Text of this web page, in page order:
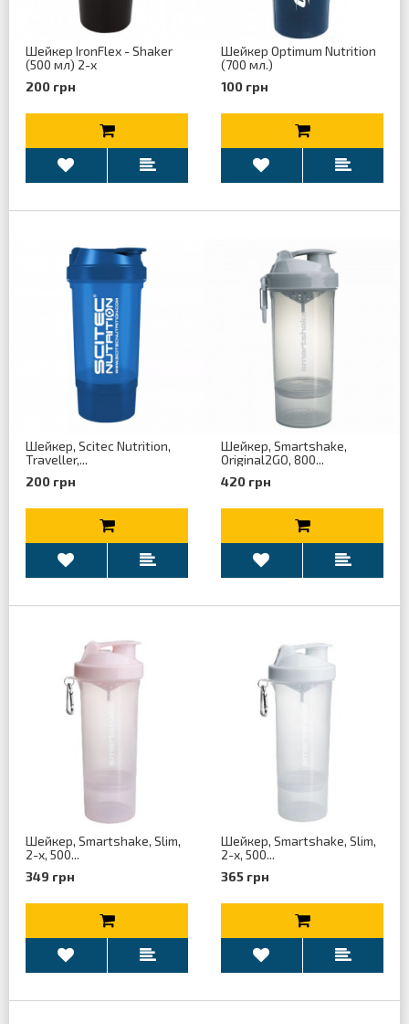
Шейкер IronFlex - Shaker
(500 мл) 2-x
200 грн
Шейкер Optimum Nutrition
(700 мл.)
100 грн
Шейкер, Scitec Nutrition,
Traveller,...
200 грн
Шейкер, Smartshake,
Original2GO, 800...
420 грн
Шейкер, Smartshake, Slim,
2-x, 500...
349 грн
Шейкер, Smartshake, Slim,
2-x, 500...
365 грн